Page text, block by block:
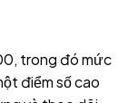
trong đó mức
điểm số cao